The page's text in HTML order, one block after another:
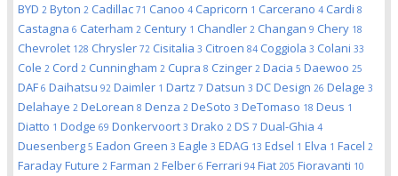
BYD 2 Byton 2 Cadillac 71 Canoo 4 Capricorn 1 Carcerano 4 Cardi 8
Castagna 6 Caterham 2 Century 1 Chandler 2 Changan 9 Chery 18
Chevrolet 128 Chrysler 72 Cisitalia 3 Citroen 84 Coggiola 3 Colani 33
Cole 2 Cord 2 Cunningham 2 Cupra 8 Czinger 2 Dacia 5 Daewoo 25
DAF 6 Daihatsu 92 Daimler 1 Dartz 7 Datsun 3 DC Design 26 Delage 3
Delahaye 2 DeLorean 8 Denza 2 DeSoto 3 DeTomaso 18 Deus 1
Diatto 1 Dodge 69 Donkervoort 3 Drako 2 DS 7 Dual-Ghia 4
Duesenberg 5 Eadon Green 3 Eagle 3 EDAG 13 Edsel 1 Elva 1 Facel 2
Faraday Future 2 Farman 2 Felber 6 Ferrari 94 Fiat 205 Fioravanti 10